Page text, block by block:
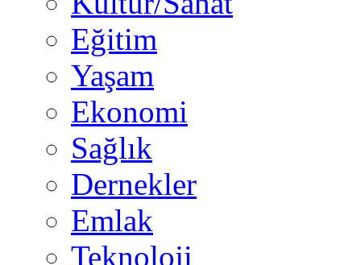
Eğitim
Yaşam
Ekonomi
Sağlık
Dernekler
Emlak
Teknoloji